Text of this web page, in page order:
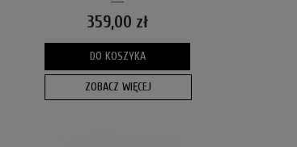
359,00 zł
DO KOSZYKA
ZOBACZ WIĘCEJ